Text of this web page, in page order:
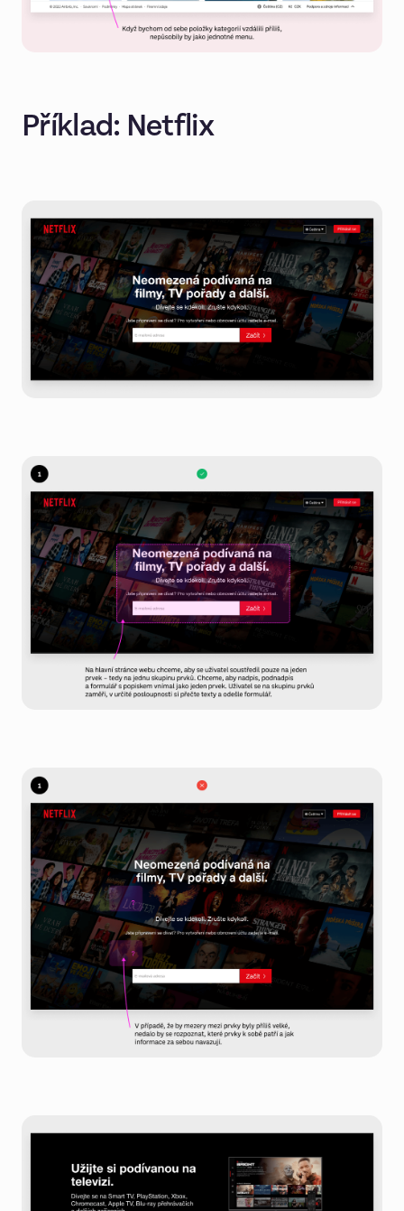
Příklad: Netflix